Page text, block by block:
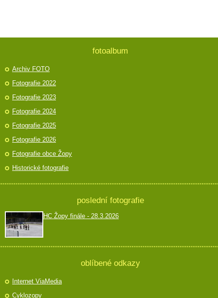
fotoalbum
Archiv FOTO
Fotografie 2022
Fotografie 2023
Fotografie 2024
Fotografie 2025
Fotografie 2026
Fotografie obce Žopy
Historické fotografie
poslední fotografie
HC Žopy finále - 28.3.2026
oblíbené odkazy
Internet ViaMedia
Cyklozopy